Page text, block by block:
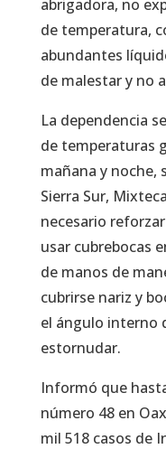
abrigadora, no
de temperatura,
abundantes
de malestar y no
La dependencia
de temperaturas
mañana y noche,
Sierra Sur,
necesario
usar cubrebocas
de manos de
cubrirse nariz y
el ángulo interno
estornudar.
Informó que
número 48 en
mil 518 casos de